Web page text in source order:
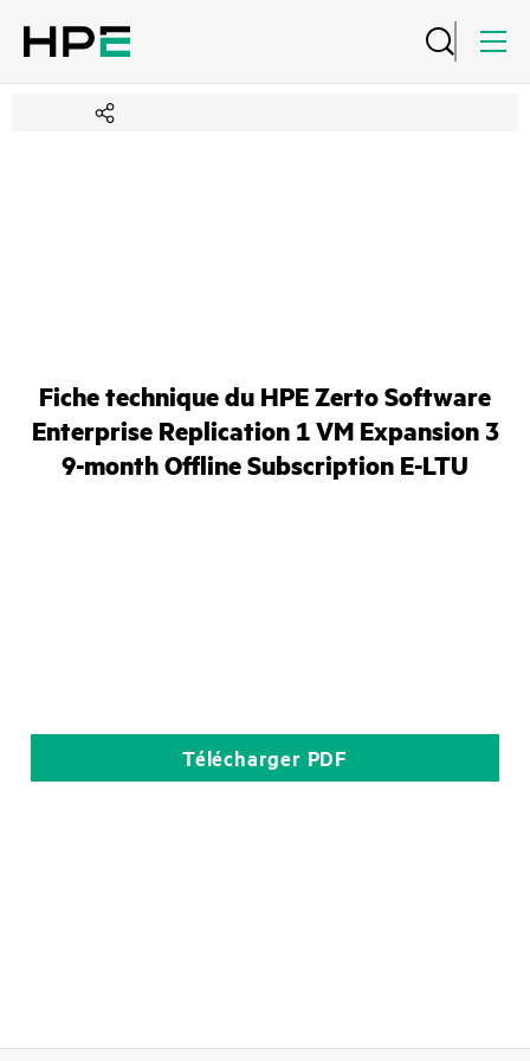
Fiche technique du HPE Zerto Software
Enterprise Replication 1 VM Expansion 3
9-month Offline Subscription E-LTU
Télécharger PDF